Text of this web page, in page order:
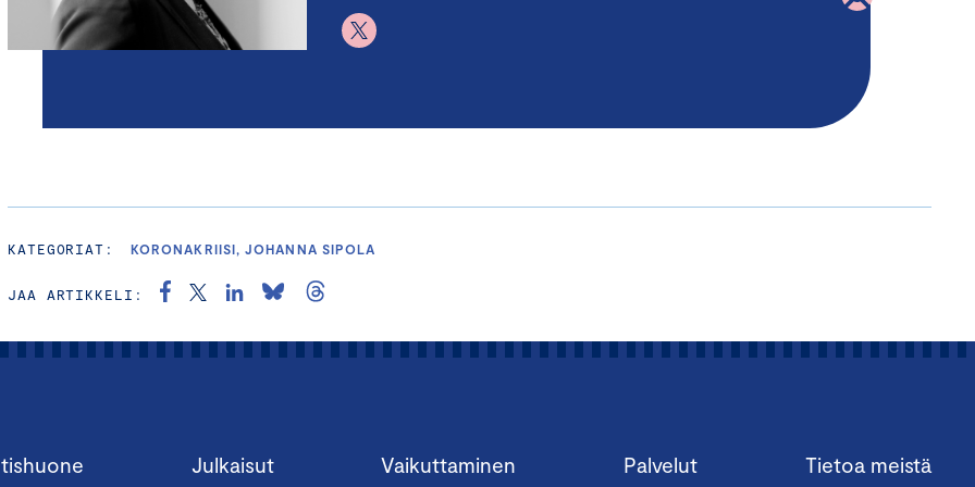
KATEGORIAT: KORONAKRIISI, JOHANNA SIPOLA
JAA ARTIKKELI:
Julkaisut Vaikuttaminen Palvelut Tietoa meistä